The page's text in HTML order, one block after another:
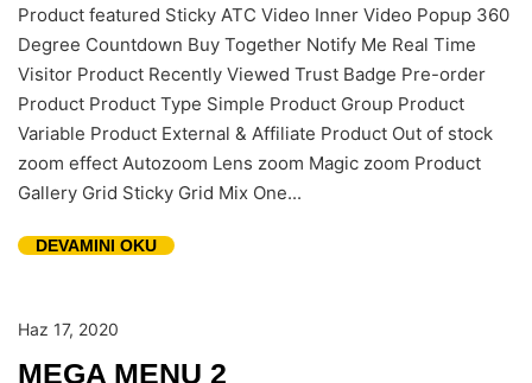
Product featured Sticky ATC Video Inner Video Popup 360
Degree Countdown Buy Together Notify Me Real Time
Visitor Product Recently Viewed Trust Badge Pre-order
Product Product Type Simple Product Group Product
Variable Product External & Affiliate Product Out of stock
zoom effect Autozoom Lens zoom Magic zoom Product
Gallery Grid Sticky Grid Mix One...
DEVAMINI OKU
Haz 17, 2020
MEGA MENU 2